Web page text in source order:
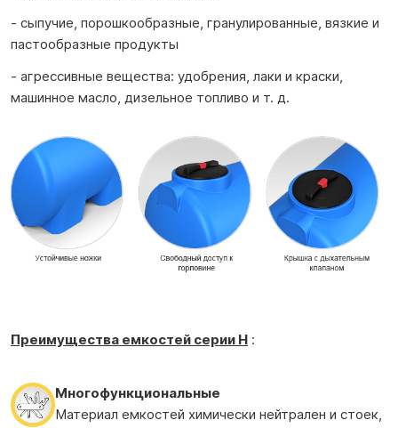
- сыпучие, порошкообразные, гранулированные, вязкие и
пастообразные продукты
- агрессивные вещества: удобрения, лаки и краски,
машинное масло, дизельное топливо и т. д.
Преимущества емкостей серии H :
Многофункциональные
Материал емкостей химически нейтрален и стоек,